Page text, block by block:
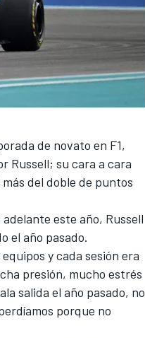
de novato en F1,
Russell; su cara a cara
del doble de puntos
este año, Russell
el año pasado.
y cada sesión era
presión, mucho estrés
salida el año pasado, no
porque no